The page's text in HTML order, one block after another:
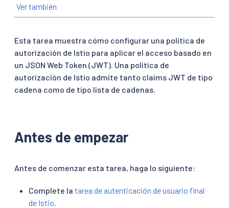
Ver también
Esta tarea muestra cómo configurar una política de
autorización de Istio para aplicar el acceso basado en
un JSON Web Token (JWT). Una política de
autorización de Istio admite tanto claims JWT de tipo
cadena como de tipo lista de cadenas.
Antes de empezar
Antes de comenzar esta tarea, haga lo siguiente:
Complete la tarea de autenticación de usuario final
de Istio